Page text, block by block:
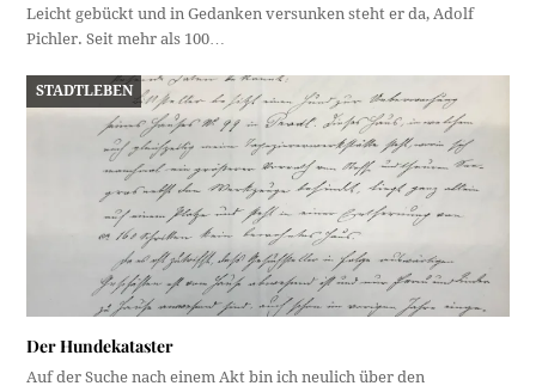
Leicht gebückt und in Gedanken versunken steht er da, Adolf
Pichler. Seit mehr als 100…
STADTLEBEN
Der Hundekataster
Auf der Suche nach einem Akt bin ich neulich über den